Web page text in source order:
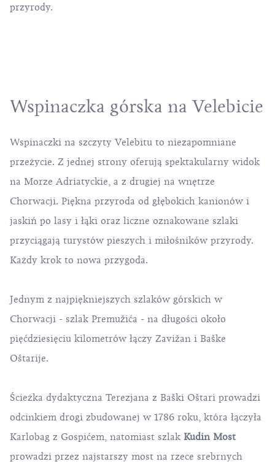
przyrody.
Wspinaczka górska na Velebicie
Wspinaczki na szczyty Velebitu to niezapomniane
przeżycie. Z jednej strony oferują spektakularny widok
na Morze Adriatyckie, a z drugiej na wnętrze
Chorwacji. Piękna przyroda od głębokich kanionów i
jaskiń po lasy i łąki oraz liczne oznakowane szlaki
przyciągają turystów pieszych i miłośników przyrody.
Każdy krok to nowa przygoda.
Jednym z najpiękniejszych szlaków górskich w
Chorwacji - szlak Premužića - na długości około
pięćdziesięciu kilometrów łączy Zavižan i Baške
Oštarije.
Ścieżka dydaktyczna Terezjana z Baški Oštari prowadzi
odcinkiem drogi zbudowanej w 1786 roku, która łączyła
Karlobag z Gospićem, natomiast szlak Kudin Most
prowadzi przez najstarszy most na rzece srebrnych